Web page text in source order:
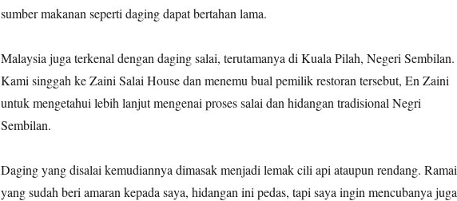
sumber makanan seperti daging dapat bertahan lama.
Malaysia juga terkenal dengan daging salai, terutamanya di Kuala Pilah, Negeri Sembilan.
Kami singgah ke Zaini Salai House dan menemu bual pemilik restoran tersebut, En Zaini
untuk mengetahui lebih lanjut mengenai proses salai dan hidangan tradisional Negri
Sembilan.
Daging yang disalai kemudiannya dimasak menjadi lemak cili api ataupun rendang. Ramai
yang sudah beri amaran kepada saya, hidangan ini pedas, tapi saya ingin mencubanya